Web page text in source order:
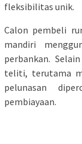
fleksibilitas unik.
Calon pembeli
mandiri
perbankan.
teliti, terutama
pelunasan
pembiayaan.